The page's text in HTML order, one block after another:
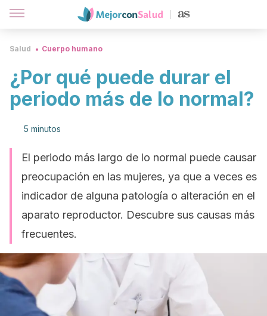
Salud Cuerpo humano
¿Por qué puede durar el
periodo más de lo normal?
5 minutos
El periodo más largo de lo normal puede causar
preocupación en las mujeres, ya que a veces es
indicador de alguna patología o alteración en el
aparato reproductor. Descubre sus causas más
frecuentes.